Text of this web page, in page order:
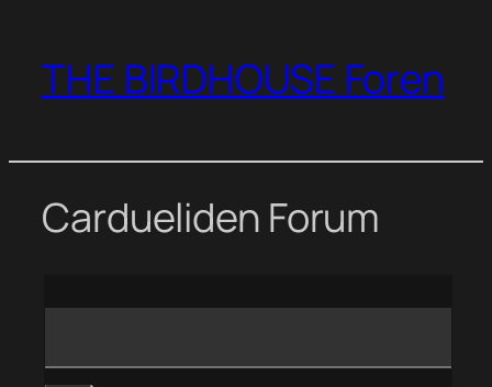
springen
THE BIRDHOUSE Foren
Cardueliden Forum